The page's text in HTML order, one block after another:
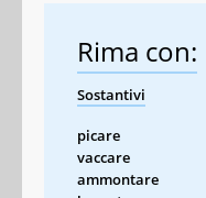
Rima con:
Sostantivi
picare
vaccare
ammontare